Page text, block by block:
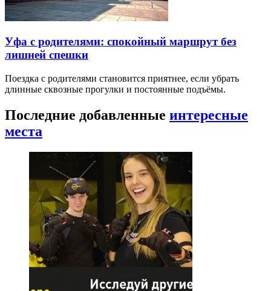
Уфа с родителями: спокойный маршрут без
лишней спешки
Поездка с родителями становится приятнее, если убрать
длинные сквозные прогулки и постоянные подъёмы.
Последние добавленные интересные
места